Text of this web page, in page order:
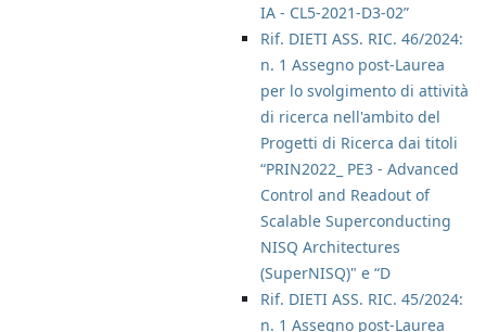
IA - CL5-2021-D3-02”
Rif. DIETI ASS. RIC. 46/2024:
n. 1 Assegno post-Laurea
per lo svolgimento di attività
di ricerca nell'ambito del
Progetti di Ricerca dai titoli
“PRIN2022_ PE3 - Advanced
Control and Readout of
Scalable Superconducting
NISQ Architectures
(SuperNISQ)" e “D
Rif. DIETI ASS. RIC. 45/2024:
n. 1 Assegno post-Laurea